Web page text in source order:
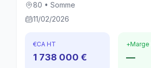
80 • Somme
11/02/2026
€CA HT
1 738 000 €
+Marge
—